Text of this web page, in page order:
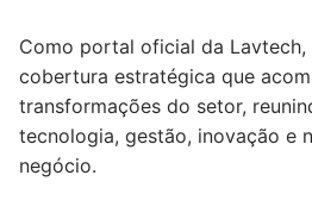
Como portal oficial da Lavtech,
cobertura estratégica que
transformações do setor,
tecnologia, gestão, inovação e
negócio.